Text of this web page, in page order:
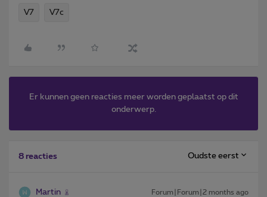
V7 V7c
Er kunnen geen reacties meer worden geplaatst op dit
onderwerp.
8 reacties Oudste eerst
Martin Forum|Forum|2 months ago